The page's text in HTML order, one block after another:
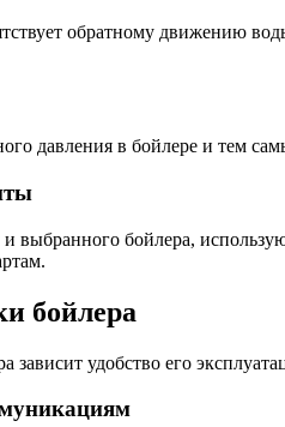
обратному движению
давления в бойлере и тем
выбранного бойлера,
бойлера
зависит удобство его